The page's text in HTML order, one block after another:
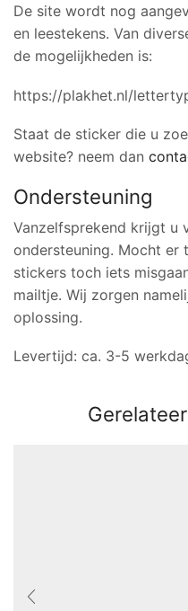
De site wordt nog
en leestekens. Van
de mogelijkheden is:
https://plakhet.nl/
Staat de sticker die u
website? neem dan
Ondersteuning
Vanzelfsprekend krijgt u
ondersteuning. Mocht er
stickers toch iets
mailtje. Wij zorgen
oplossing.
Levertijd: ca. 3-5